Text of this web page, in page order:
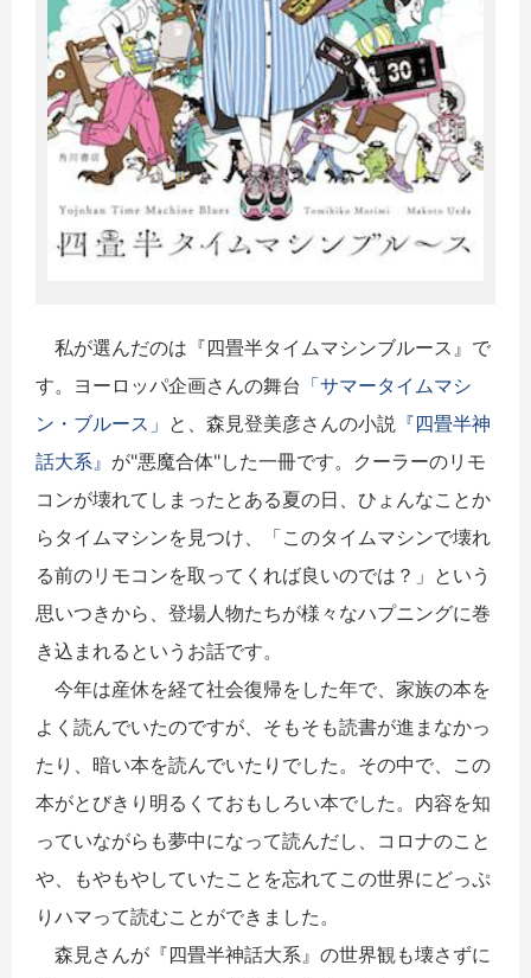
私が選んだのは『四畳半タイムマシンブルース』で
す。ヨーロッパ企画さんの舞台 「サマータイムマシ
ン・ブルース」 と、森見登美彦さんの小説 『四畳半神
話大系』 が"悪魔合体"した一冊です。クーラーのリモ
コンが壊れてしまったとある夏の日、ひょんなことか
らタイムマシンを見つけ、「このタイムマシンで壊れ
る前のリモコンを取ってくれば良いのでは？」という
思いつきから、登場人物たちが様々なハプニングに巻
き込まれるというお話です。
今年は産休を経て社会復帰をした年で、家族の本を
よく読んでいたのですが、そもそも読書が進まなかっ
たり、暗い本を読んでいたりでした。その中で、この
本がとびきり明るくておもしろい本でした。内容を知
っていながらも夢中になって読んだし、コロナのこと
や、もやもやしていたことを忘れてこの世界にどっぷ
りハマって読むことができました。
森見さんが『四畳半神話大系』の世界観も壊さずに